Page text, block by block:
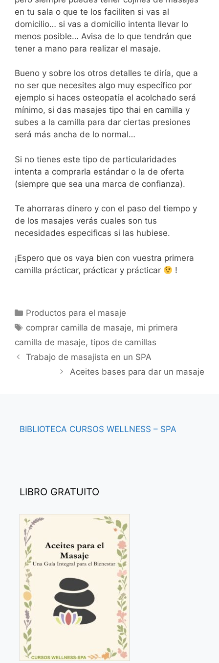
en tu sala o que te los faciliten si vas al
domicilio… si vas a domicilio intenta llevar lo
menos posible… Avisa de lo que tendrán que
tener a mano para realizar el masaje.
Bueno y sobre los otros detalles te diría, que a
no ser que necesites algo muy específico por
ejemplo si haces osteopatía el acolchado será
mínimo, si das masajes tipo thai en camilla y
subes a la camilla para dar ciertas presiones
será más ancha de lo normal…
Si no tienes este tipo de particularidades
intenta a comprarla estándar o la de oferta
(siempre que sea una marca de confianza).
Te ahorraras dinero y con el paso del tiempo y
de los masajes verás cuales son tus
necesidades especificas si las hubiese.
¡Espero que os vaya bien con vuestra primera
camilla prácticar, prácticar y prácticar
!
Categorías
Productos para el masaje
Etiquetas
comprar camilla de masaje, mi primera
camilla de masaje, tipos de camillas
Trabajo de masajista en un SPA
Aceites bases para dar un masaje
BIBLIOTECA CURSOS WELLNESS – SPA
LIBRO GRATUITO